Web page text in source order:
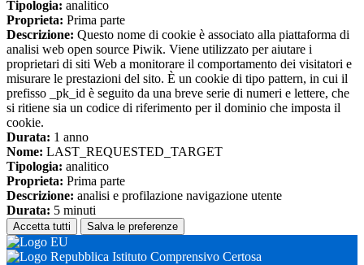
Tipologia: analitico
Proprieta: Prima parte
Descrizione: Questo nome di cookie è associato alla piattaforma di
analisi web open source Piwik. Viene utilizzato per aiutare i
proprietari di siti Web a monitorare il comportamento dei visitatori e
misurare le prestazioni del sito. È un cookie di tipo pattern, in cui il
prefisso _pk_id è seguito da una breve serie di numeri e lettere, che
si ritiene sia un codice di riferimento per il dominio che imposta il
cookie.
Durata: 1 anno
Nome: LAST_REQUESTED_TARGET
Tipologia: analitico
Proprieta: Prima parte
Descrizione: analisi e profilazione navigazione utente
Durata: 5 minuti
Accetta tutti Salva le preferenze
Istituto Comprensivo Certosa